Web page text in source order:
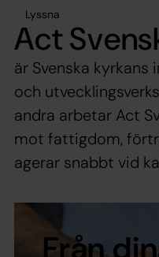
Lyssna
Act
är Svenska
och
andra arbetar Act
mot fattigdom,
agerar snabbt vid
Från